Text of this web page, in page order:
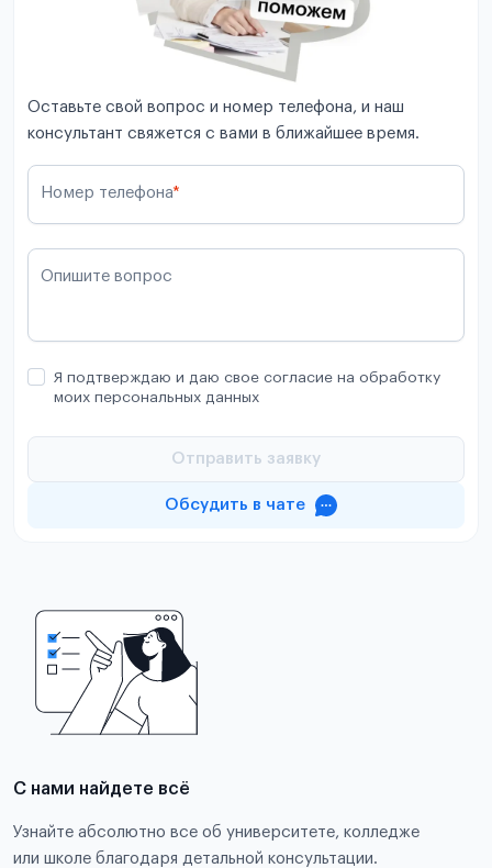
Оставьте свой вопрос и номер телефона, и наш
консультант свяжется с вами в ближайшее время.
Номер телефона*
Опишите вопрос
Я подтверждаю и даю свое согласие на обработку
моих персональных данных
Отправить заявку
Обсудить в чате
С нами найдете всё
Узнайте абсолютно все об университете, колледже
или школе благодаря детальной консультации.